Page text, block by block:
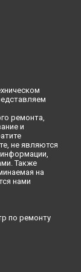
ремонта,
и
не являются
Также
на
нами
по ремонту